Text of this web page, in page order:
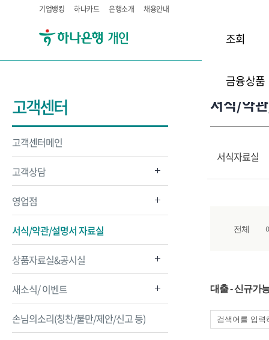
기업뱅킹 하나카드 은행소개 채용안내
조회
금융상품
고객센터
고객센터메인
고객상담
영업점
서식/약관/설명서 자료실
상품자료실&공시실
새소식/ 이벤트
손님의소리(칭찬/불만/제안/신고 등)
서식/약
서식자료실
전체
대출 - 신규가